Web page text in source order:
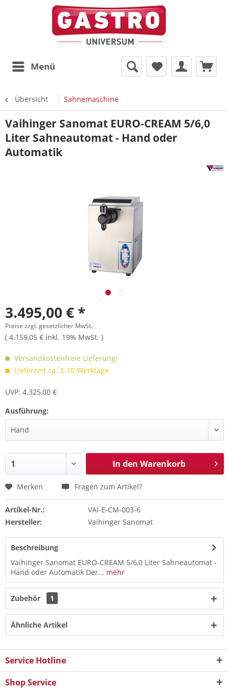
Menü
Übersicht Sahnemaschine
Vaihinger Sanomat EURO-CREAM 5/6,0
Liter Sahneautomat - Hand oder
Automatik
3.495,00 € *
Preise zzgl. gesetzlicher MwSt.
( 4.159,05 € inkl. 19% MwSt. )
Versandkostenfreie Lieferung!
Lieferzeit ca. 3-10 Werktage
UVP: 4.325,00 €
Ausführung:
In den Warenkorb
Merken Fragen zum Artikel?
Artikel-Nr.:
VAI-E-CM-003-6
Hersteller:
Vaihinger Sanomat
Beschreibung
Vaihinger Sanomat EURO-CREAM 5/6,0 Liter Sahneautomat -
Hand oder Automatik Der... mehr
Zubehör 1
Ähnliche Artikel
Service Hotline
Shop Service